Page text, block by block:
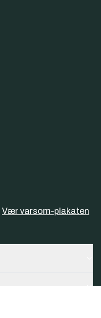
Vær varsom-plakaten